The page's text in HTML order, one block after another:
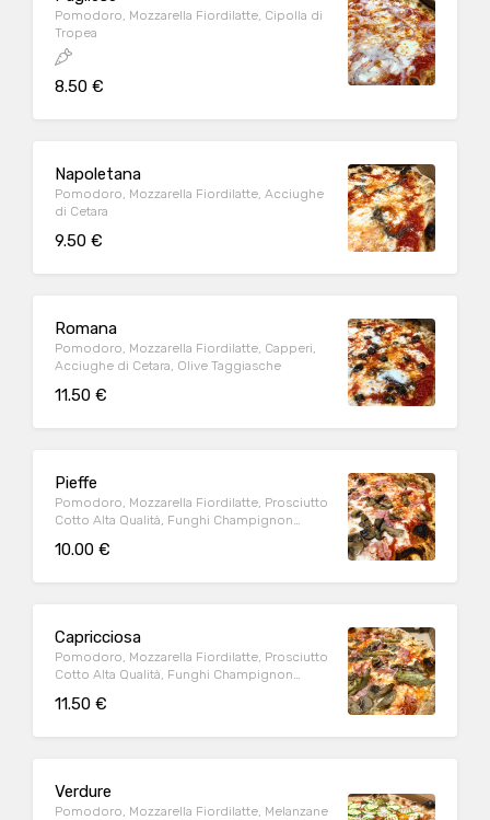
Pomodoro, Mozzarella Fiordilatte, Cipolla di
Tropea
8.50 €
Napoletana
Pomodoro, Mozzarella Fiordilatte, Acciughe
di Cetara
9.50 €
Romana
Pomodoro, Mozzarella Fiordilatte, Capperi,
Acciughe di Cetara, Olive Taggiasche
11.50 €
Pieffe
Pomodoro, Mozzarella Fiordilatte, Prosciutto
Cotto Alta Qualità, Funghi Champignon
10.00 €
Capricciosa
Pomodoro, Mozzarella Fiordilatte, Prosciutto
Cotto Alta Qualità, Funghi Champignon
11.50 €
Verdure
Pomodoro, Mozzarella Fiordilatte, Melanzane